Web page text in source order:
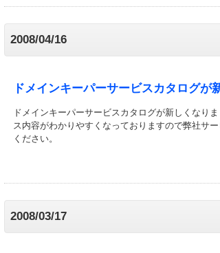
2008/04/16
ドメインキーパーサービスカタログが
ドメインキーパーサービスカタログが新しくなり
ス内容がわかりやすくなっておりますので弊社サ
ください。
2008/03/17